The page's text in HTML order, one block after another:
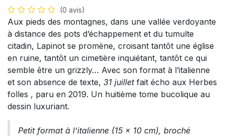
(0 avis)
Aux pieds des montagnes, dans une vallée verdoyante
à distance des pots d’échappement et du tumulte
citadin, Lapinot se promène, croisant tantôt une église
en ruine, tantôt un cimetière inquiétant, tantôt ce qui
semble être un grizzly… Avec son format à l’italienne
et son absence de texte, 31 juillet fait écho aux Herbes
folles , paru en 2019. Un huitième tome bucolique au
dessin luxuriant.
Petit format à l’italienne (15 x 10 cm), broché